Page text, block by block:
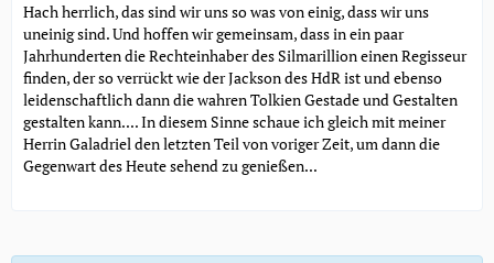
Hach herrlich, das sind wir uns so was von einig, dass wir uns
uneinig sind. Und hoffen wir gemeinsam, dass in ein paar
Jahrhunderten die Rechteinhaber des Silmarillion einen Regisseur
finden, der so verrückt wie der Jackson des HdR ist und ebenso
leidenschaftlich dann die wahren Tolkien Gestade und Gestalten
gestalten kann.... In diesem Sinne schaue ich gleich mit meiner
Herrin Galadriel den letzten Teil von voriger Zeit, um dann die
Gegenwart des Heute sehend zu genießen...